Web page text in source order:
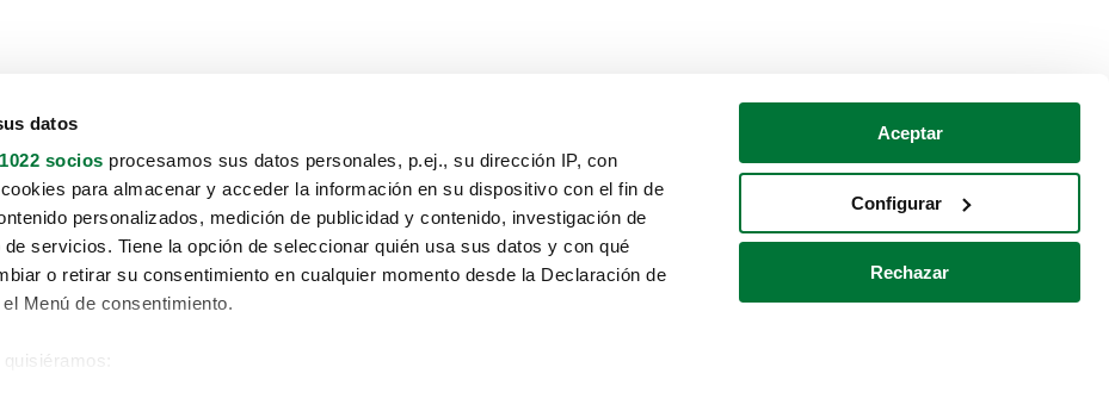
datos
socios procesamos sus datos personales, p.ej., su dirección IP, con
para almacenar y acceder la información en su dispositivo con el fin de
personalizados, medición de publicidad y contenido, investigación de
servicios. Tiene la opción de seleccionar quién usa sus datos y con qué
o retirar su consentimiento en cualquier momento desde la Declaración de
Menú de consentimiento.
Aceptar
Configurar
Rechazar